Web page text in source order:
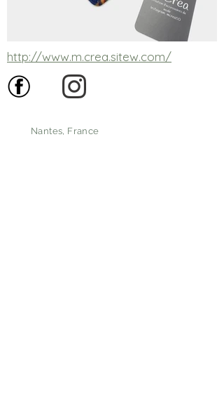
http://www.m.crea.sitew.com/
Nantes, France